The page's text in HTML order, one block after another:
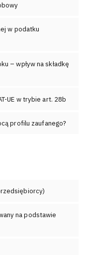
w podatku
– wpływ na składkę
UE w trybie art. 28b
profilu zaufanego?
na podstawie